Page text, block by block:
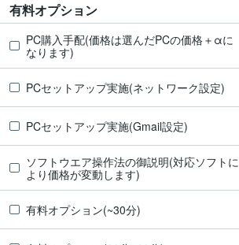
有料オプション
PC購入手配(価格は選んだPCの価格＋αに
なります)
PCセットアップ実施(ネットワーク設定)
PCセットアップ実施(Gmail設定)
ソフトウエア操作法の御説明(対応ソフトに
より価格が変動します)
有料オプション(~30分)